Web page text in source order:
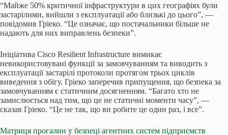
“Майже 50% критичної інфраструктури в цих географіях були
застарілими, вийшли з експлуатації або близькі до цього”, —
повідомив Гріеко. “Це означає, що постачальники більше не
надають для них виправлень безпеки”.
Ініціатива Cisco Resilient Infrastructure вимикає
невикористовувані функції за замовчуванням та виводить з
експлуатації застарілі протоколи протягом трьох циклів
виведення з обігу. Гріеко заперечив припущення, що безпека за
замовчуванням є статичним досягненням. “Багато хто не
замислюється над тим, що це не статичні моменти часу”, —
сказав Гріеко. “Це не так, що ви робите це один раз, і все”.
Матриця прогалин у безпеці агентних систем підприємств